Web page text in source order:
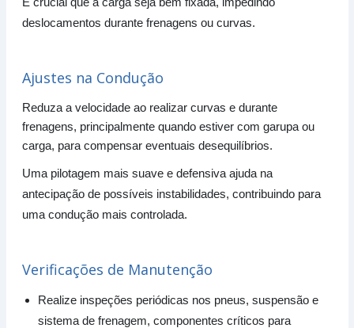
deslocamentos durante frenagens ou curvas.
Ajustes na Condução
Reduza a velocidade ao realizar curvas e durante
frenagens, principalmente quando estiver com garupa ou
carga, para compensar eventuais desequilíbrios.
Uma pilotagem mais suave e defensiva ajuda na
antecipação de possíveis instabilidades, contribuindo para
uma condução mais controlada.
Verificações de Manutenção
Realize inspeções periódicas nos pneus, suspensão e
sistema de frenagem, componentes críticos para